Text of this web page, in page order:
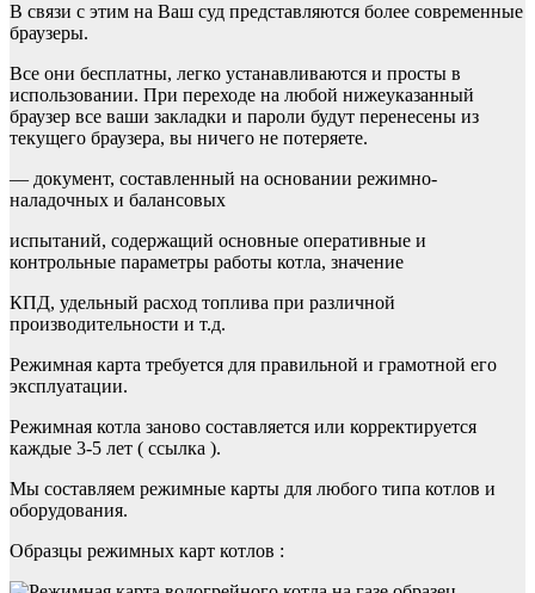
В связи с этим на Ваш суд представляются более современные
браузеры.
Все они бесплатны, легко устанавливаются и просты в
использовании. При переходе на любой нижеуказанный
браузер все ваши закладки и пароли будут перенесены из
текущего браузера, вы ничего не потеряете.
— документ, составленный на основании режимно-
наладочных и балансовых
испытаний, содержащий основные оперативные и
контрольные параметры работы котла, значение
КПД, удельный расход топлива при различной
производительности и т.д.
Режимная карта требуется для правильной и грамотной его
эксплуатации.
Режимная котла заново составляется или корректируется
каждые 3-5 лет ( ссылка ).
Мы составляем режимные карты для любого типа котлов и
оборудования.
Образцы режимных карт котлов :